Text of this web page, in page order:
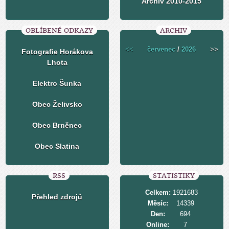
OBLÍBENÉ ODKAZY
Fotografie Horákova
Lhota
Elektro Šunka
Obec Želivsko
Obec Brněnec
Obec Slatina
ARCHIV
<< červenec /2026 >>
RSS
Přehled zdrojů
STATISTIKY
Online: 7
Celkem: 1921683
Měsíc:
14339
Den:
694